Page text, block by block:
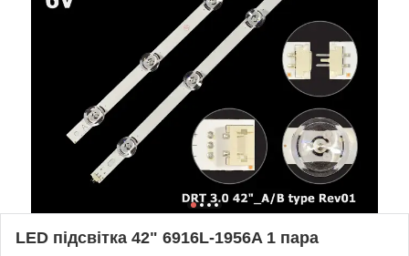
LED підсвітка 42" 6916L-1956A 1 пара